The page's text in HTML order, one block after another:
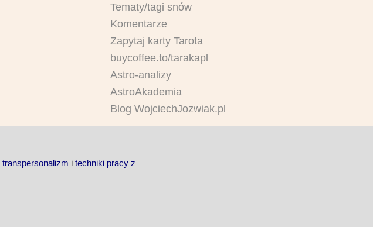
Tematy/tagi snów
Komentarze
Zapytaj karty Tarota
buycoffee.to/tarakapl
Astro-analizy
AstroAkademia
Blog WojciechJozwiak.pl
transpersonalizm i techniki pracy z